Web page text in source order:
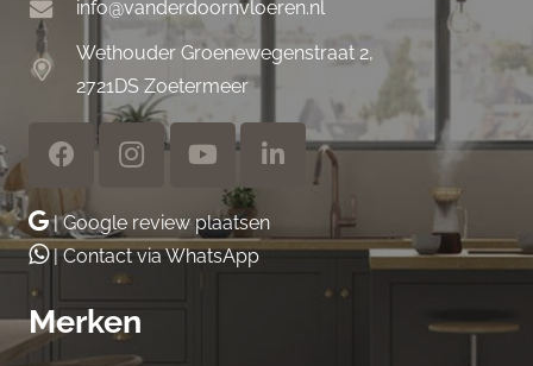
info@vanderdoornvloeren.nl
Wethouder Groenewegenstraat 2,
2721DS Zoetermeer
| Google review plaatsen
| Contact via WhatsApp
Merken